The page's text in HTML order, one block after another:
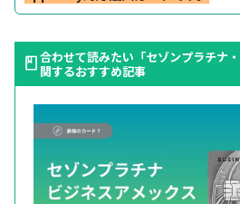
合わせて読みたい「セゾンプラチナ
関するおすすめ記事